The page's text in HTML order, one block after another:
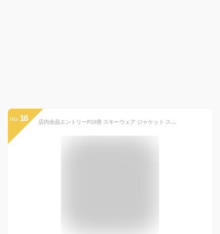
no. 16 店内全品エントリーP10倍 スキーウェア ジャケット スノーボードウェア 100～150 キッズ スノーボード ボードウェア スノボウェア ジュニア スノボ スノボー ウェア ウエア スノーウェア 激安 子供用 メンズ レディース IJJ-2203PR